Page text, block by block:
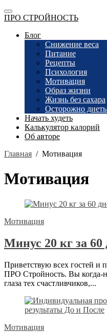
ПРО СТРОЙНОСТЬ
Блог
Снижение веса
Питание
Рецепты
Психология
Мотивация
Образ жизни
Жизнь без сахара
Осторожно
Начать худеть
Калькулятор калорий
Об авторе
Главная / Мотивация
Мотивация
Мотивация
Минус 20 кг за 60
Приветствую всех гостей и
ПРО Стройность. Вы когда-
глаза тех счастливчиков,...
Мотивация